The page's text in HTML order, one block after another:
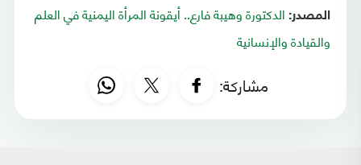
المصدر: الدكتورة وهيبة فارع.. أيقونة المرأة اليمنية في العلم
والقيادة والإنسانية
مشاركة: